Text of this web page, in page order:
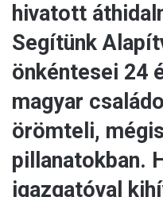
hivatott
Segítünk
önkéntesei 24
magyar
örömteli,
pillanatokban.
igazgatóval